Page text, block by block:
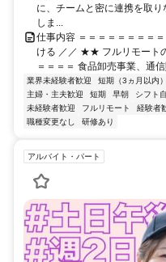
に、チームと密に連携を取
しま...
仕事内容 ＝＝＝＝＝＝＝＝
ける ／／ ★★ フルリモート
＝＝＝＝ 食品卸売事業、通
業界未経験者歓迎 短期（3ヵ月以内）
主婦・主夫歓迎
短期 早朝 シフト
未経験者歓迎
フルリモート 経験者
職種変更なし
研修あり
アルバイト・パート